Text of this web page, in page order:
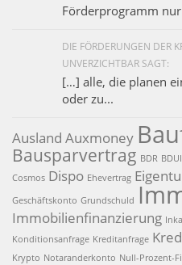
Förderprogramm
DIE FÖRDERUNGEN DER
UNVERZICHTBAR SAGT:
[…] alle, die planen
oder zu...
Ausland Auxmoney
Bausparvertrag BDR BDUI
Cosmos Dispo Ehevertrag
Geschäftskonto Grundschuld
Immobilienfinanzierung
Konditionsanfrage Kreditanfrage
Krypto Notaranderkonto Null-Prozent-